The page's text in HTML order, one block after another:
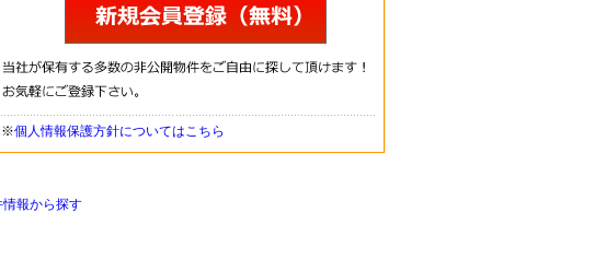
※個人情報保護方針についてはこちら
報から探す